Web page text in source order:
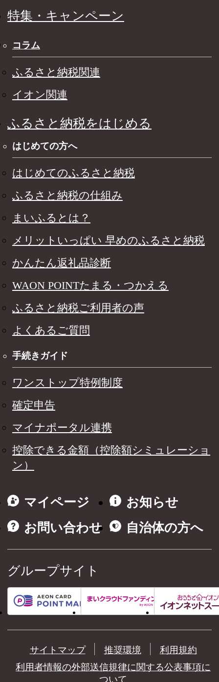
特集・キャンペーン
コラム
ふるさと納税関連
イオン関連
ふるさと納税をはじめる
はじめての方へ
はじめてのふるさと納税
ふるさと納税の仕組み
まいふるとは？
メリットいっぱい 早めのふるさと納税
かんたん返礼品診断
WAON POINTたまる・つかえる
ふるさと納税ご利用者の声
よくあるご質問
手続きガイド
ワンストップ特例制度
確定申告
マイナポータル連携
控除できる金額（控除額シミュレーショ
ン）
マイページ
お知らせ
お問い合わせ
自治体の方へ
グループサイト
サイトマップ 推奨環境
利用規約
利用者情報の外部送信規律に関する公表事項に
ついて